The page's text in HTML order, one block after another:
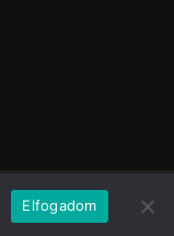
Elfogadom